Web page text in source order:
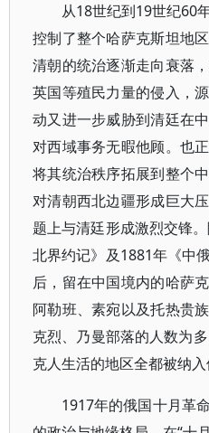
从18世纪到19世纪60
控制了整个哈萨克斯坦地
清朝的统治逐渐走向衰落
英国等殖民力量的侵入，
动又进一步威胁到清廷在
对西域事务无暇他顾。也
将其统治秩序拓展到整个
对清朝西北边疆形成巨大
题上与清廷形成激烈交锋
北界约记》及1881年《中
后，留在中国境内的哈萨
阿勒班、素宛以及托热贵
克烈、乃曼部落的人数为
克人生活的地区全都被纳入
1917年的俄国十月革